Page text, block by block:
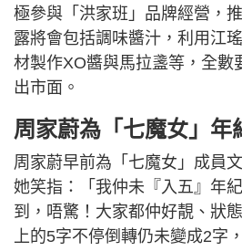
極參與「洪家班」品牌經營，
露將會包括調味醬汁，利用江
材製作XO醬與馬拉盞等，全數
出市面。
周家蔚為「七魔女」年
周家蔚早前為「七魔女」成員
她笑指：「我仲未『入五』年
到，唔驚！大家都仲好靚、狀
上的5字不停倒轉仍未變成2字